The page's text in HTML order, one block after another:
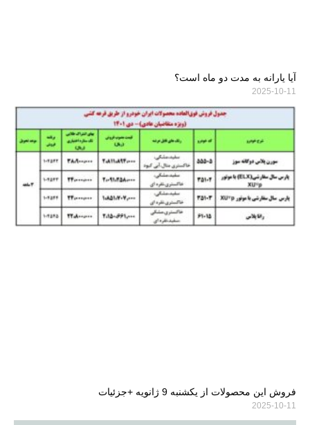
آیا یارانه به مدت دو ماه است؟
2025-10-11
فروش این محصولات از یکشنبه 9 ژانویه +جزئیات
2025-10-11